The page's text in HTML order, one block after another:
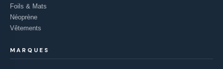
Foils & Mats
Néoprène
Vêtements
MARQUES